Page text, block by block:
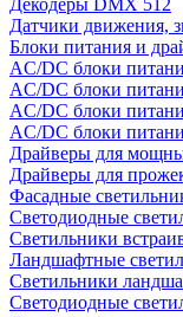
Декодеры DMX 512
Датчики движения,
Блоки питания и
AC/DC блоки
AC/DC блоки
AC/DC блоки
AC/DC блоки
Драйверы для
Драйверы для
Фасадные
Светодиодные
Светильники
Ландшафтные
Светильники
Светодиодные